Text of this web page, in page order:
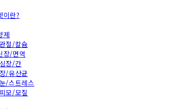
이란?
제
절/칼슘
장/면역
장/간
/유산균
/스트레스
모/모질